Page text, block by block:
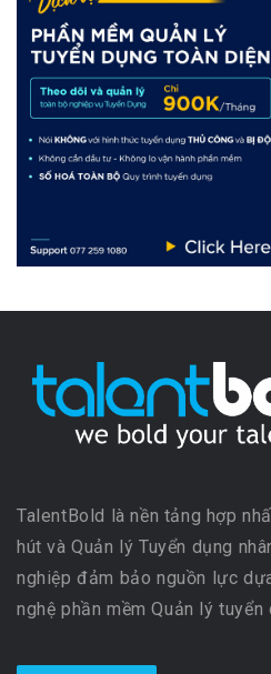
TalentBold là nền tảng hợp
hút và Quản lý Tuyển dụng
nghiệp đảm bảo nguồn lực
nghệ phần mềm Quản lý tuyển